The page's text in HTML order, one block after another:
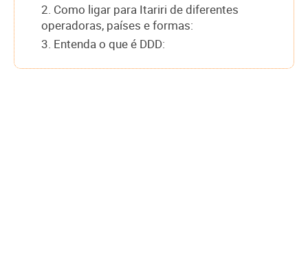
2. Como ligar para Itariri de diferentes
operadoras, países e formas:
3. Entenda o que é DDD: